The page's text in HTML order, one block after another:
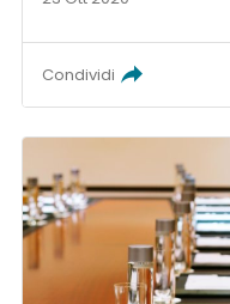
Condividi